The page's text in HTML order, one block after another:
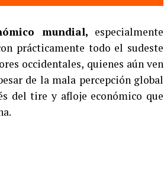
mundial, especialmente
prácticamente todo el sudeste
occidentales, quienes aún ven
de la mala percepción global
del tire y afloje económico que